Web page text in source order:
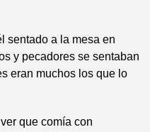
sentado a la mesa en
y pecadores se sentaban
eran muchos los que lo
que comía con